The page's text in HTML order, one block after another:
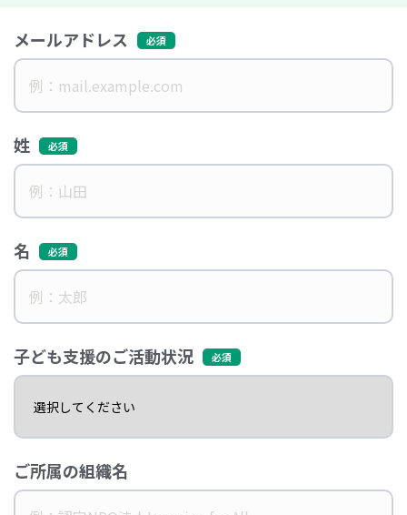
メールアドレス
姓
名
子ども支援のご活動状況
ご所属の組織名